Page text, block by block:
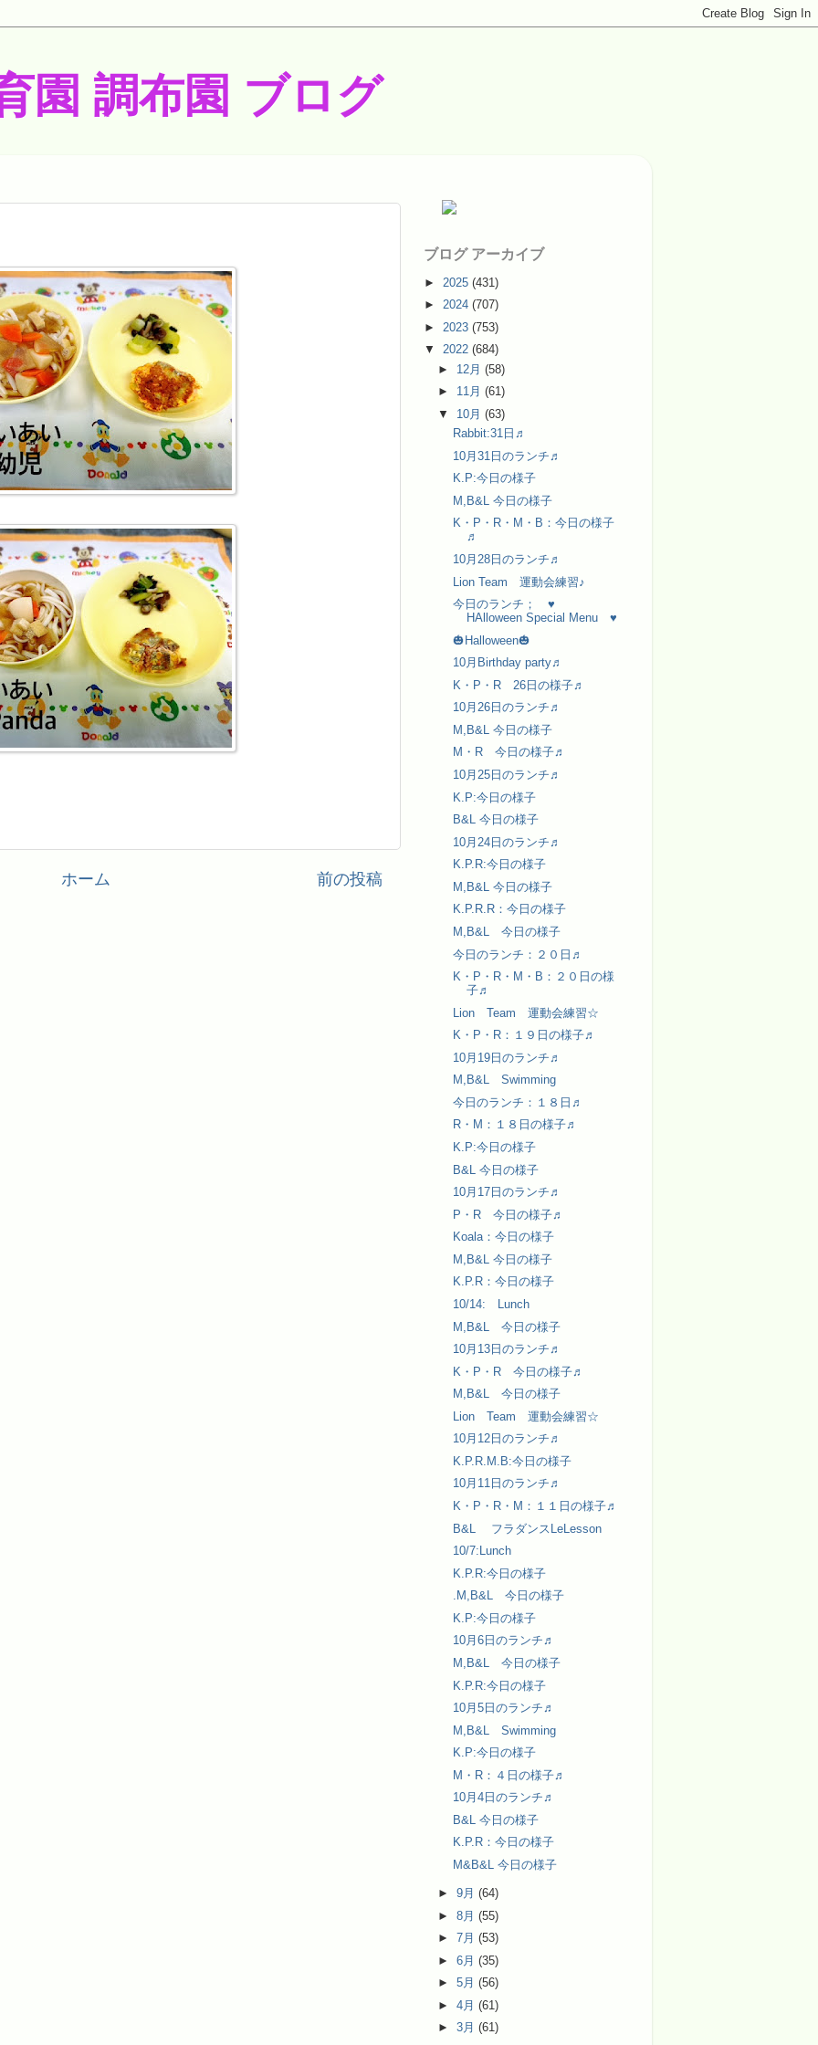
園 調布園 ブログ
前の投稿
ホーム
ブログ アーカイブ
► 2025 (431)
► 2024 (707)
► 2023 (753)
▼ 2022 (684)
► 12月(58)
► 11月(61)
▼ 10月(63)
Rabbit:31日♬
10月31日のランチ♬
K.P:今日の様子
M,B&L 今日の様子
K・P・R・M・B：今日の様子
♬
10月28日のランチ♬
Lion Team 運動会練習♪
今日のランチ； ♥
HAlloween Special Menu ♥
🎃Halloween🎃
10月Birthday party♬
K・P・R 26日の様子♬
10月26日のランチ♬
M,B&L 今日の様子
M・R 今日の様子♬
10月25日のランチ♬
K.P:今日の様子
B&L 今日の様子
10月24日のランチ♬
K.P.R:今日の様子
M,B&L 今日の様子
K.P.R.R：今日の様子
M,B&L 今日の様子
今日のランチ：２０日♬
K・P・R・M・B：２０日の様
子♬
Lion Team 運動会練習☆
K・P・R：１９日の様子♬
10月19日のランチ♬
M,B&L Swimming
今日のランチ：１８日♬
R・M：１８日の様子♬
K.P:今日の様子
B&L 今日の様子
10月17日のランチ♬
P・R 今日の様子♬
Koala：今日の様子
M,B&L 今日の様子
K.P.R：今日の様子
10/14: Lunch
M,B&L 今日の様子
10月13日のランチ♬
K・P・R 今日の様子♬
M,B&L 今日の様子
Lion Team 運動会練習☆
10月12日のランチ♬
K.P.R.M.B:今日の様子
10月11日のランチ♬
K・P・R・M：１１日の様子♬
B&L フラダンスLeLesson
10/7:Lunch
K.P.R:今日の様子
.M,B&L 今日の様子
K.P:今日の様子
10月6日のランチ♬
M,B&L 今日の様子
K.P.R:今日の様子
10月5日のランチ♬
M,B&L Swimming
K.P:今日の様子
M・R：４日の様子♬
10月4日のランチ♬
B&L 今日の様子
K.P.R：今日の様子
M&B&L 今日の様子
►9月(64)
►8月(55)
►7月(53)
►6月(35)
►5月(56)
►4月(61)
►3月(61)